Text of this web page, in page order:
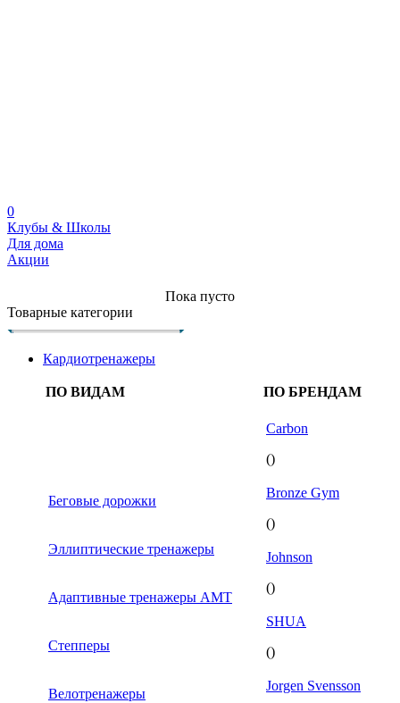
0
Клубы & Школы
Для дома
Акции
Пока пусто
Товарные категории
Кардиотренажеры
ПО ВИДАМ ПО БРЕНДАМ
Беговые дорожки
Эллиптические тренажеры
Адаптивные тренажеры AMT
Степперы
Велотренажеры
Carbon
()
Bronze Gym
()
Johnson
()
SHUA
()
Jorgen Svensson